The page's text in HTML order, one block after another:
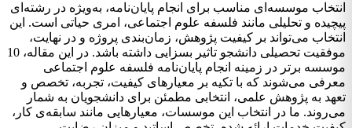
انتخاب موسسه‌ای مناسب برای انجام پایان‌نامه، به‌ویژه در رشته‌ای
پیچیده و تحلیلی مانند فلسفه علوم اجتماعی، امری حیاتی است. این
انتخاب می‌تواند بر کیفیت پژوهش، زمان‌بندی پروژه و در نهایت،
موفقیت تحصیلی دانشجو تاثیر بسزایی داشته باشد. در این مقاله، 10
موسسه برتر در زمینه انجام پایان‌نامه فلسفه علوم اجتماعی
معرفی می‌شوند که با تکیه بر معیارهای کیفیت، تجربه، تخصص و
تعهد به پژوهش علمی، انتخابی مطمئن برای دانشجویان به شمار
می‌روند. ما در انتخاب این موسسات، معیارهایی مانند سابقه‌ی کار،